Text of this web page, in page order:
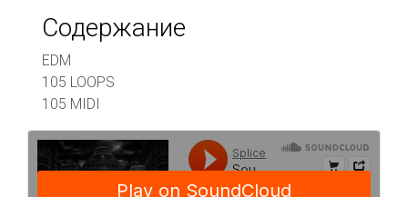
Содержание
EDM
105 LOOPS
105 MIDI